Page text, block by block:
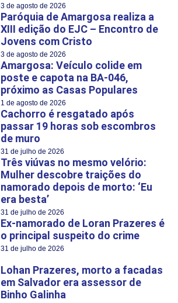
3 de agosto de 2026
Paróquia de Amargosa realiza a
XIII edição do EJC – Encontro de
Jovens com Cristo
3 de agosto de 2026
Amargosa: Veículo colide em
poste e capota na BA-046,
próximo as Casas Populares
1 de agosto de 2026
Cachorro é resgatado após
passar 19 horas sob escombros
de muro
31 de julho de 2026
Três viúvas no mesmo velório:
Mulher descobre traições do
namorado depois de morto: ‘Eu
era besta’
31 de julho de 2026
Ex-namorado de Loran Prazeres é
o principal suspeito do crime
31 de julho de 2026
Lohan Prazeres, morto a facadas
em Salvador era assessor de
Binho Galinha